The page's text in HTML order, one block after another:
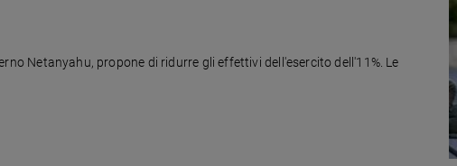
Netanyahu, propone di ridurre gli effettivi dell'esercito dell'11%. Le